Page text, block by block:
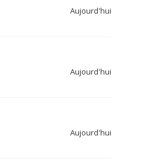
Aujourd'hui
Aujourd'hui
Aujourd'hui